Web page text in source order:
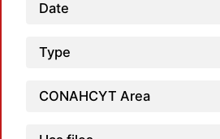
Date
Type
CONAHCYT Area